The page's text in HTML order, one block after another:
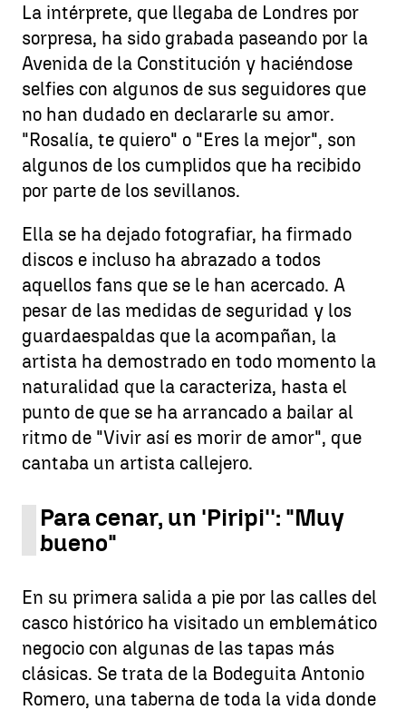
La intérprete, que llegaba de Londres por
sorpresa, ha sido grabada paseando por la
Avenida de la Constitución y haciéndose
selfies con algunos de sus seguidores que
no han dudado en declararle su amor.
"Rosalía, te quiero" o "Eres la mejor", son
algunos de los cumplidos que ha recibido
por parte de los sevillanos.
Ella se ha dejado fotografiar, ha firmado
discos e incluso ha abrazado a todos
aquellos fans que se le han acercado. A
pesar de las medidas de seguridad y los
guardaespaldas que la acompañan, la
artista ha demostrado en todo momento la
naturalidad que la caracteriza, hasta el
punto de que se ha arrancado a bailar al
ritmo de "Vivir así es morir de amor", que
cantaba un artista callejero.
Para cenar, un 'Piripi'': "Muy
bueno"
En su primera salida a pie por las calles del
casco histórico ha visitado un emblemático
negocio con algunas de las tapas más
clásicas. Se trata de la Bodeguita Antonio
Romero, una taberna de toda la vida donde